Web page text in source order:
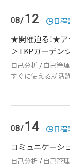
08/12 日程
★開催迫る！★
＞TKPガーデン
自己分析 / 自己管
すぐに使える就活
08/14 日程
コミュニケーシ
自己分析 / 自己管